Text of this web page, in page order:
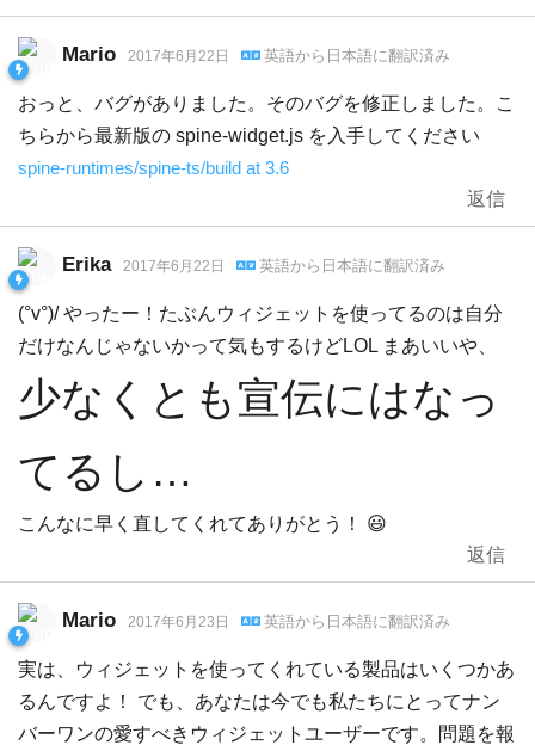
Mario 2017年6月22日 英語から 日本語に翻訳済み
おっと、バグがありました。そのバグを修正しました。こ
ちらから最新版の spine-widget.js を入手してください
spine-runtimes/spine-ts/build at 3.6
返信
Erika 2017年6月22日 英語から 日本語に翻訳済み
(°v°)/ やったー！たぶんウィジェットを使ってるのは自分
だけなんじゃないかって気もするけどLOL まあいいや、
少なくとも宣伝にはなっ
てるし…
こんなに早く直してくれてありがとう！ 😃
返信
Mario 2017年6月23日 英語から 日本語に翻訳済み
実は、ウィジェットを使ってくれている製品はいくつかあ
るんですよ！ でも、あなたは今でも私たちにとってナン
バーワンの愛すべきウィジェットユーザーです。問題を報